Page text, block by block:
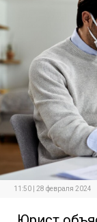
11:50 | 28 февраля 2024